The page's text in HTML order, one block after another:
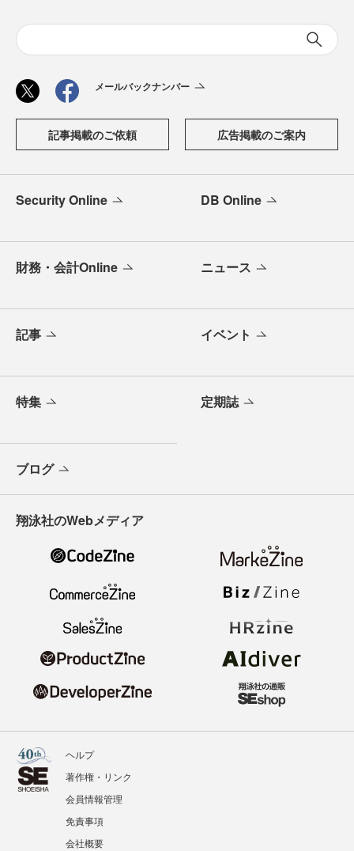
メールバックナンバー
記事掲載のご依頼 広告掲載のご案内
Security Online DB Online
財務・会計Online ニュース
記事 イベント
特集 定期誌
ブログ
翔泳社のWebメディア
ヘルプ
著作権・リンク
会員情報管理
免責事項
会社概要